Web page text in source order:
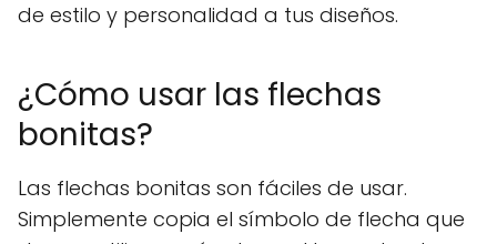
de estilo y personalidad a tus diseños.
¿Cómo usar las flechas
bonitas?
Las flechas bonitas son fáciles de usar.
Simplemente copia el símbolo de flecha que